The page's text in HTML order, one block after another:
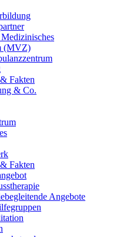
(MVZ)
Fakten
& Co.
Fakten
Angebote